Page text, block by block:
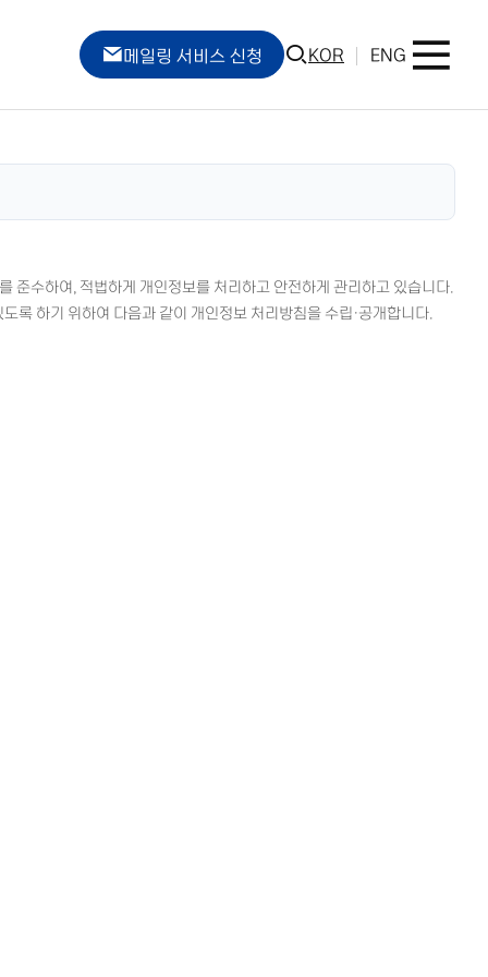
메일링 서비스 신청 KOR ENG
준수하여, 적법하게 개인정보를 처리하고 안전하게 관리하고 있습니다.
록 하기 위하여 다음과 같이 개인정보 처리방침을 수립·공개합니다.